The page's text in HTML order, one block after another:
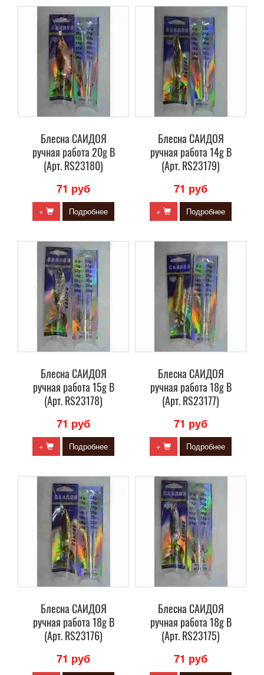
Блесна САИДОЯ
ручная работа 20g B
(Арт. RS23180)
71 руб
+ Подробнее
Блесна САИДОЯ
ручная работа 14g B
(Арт. RS23179)
71 руб
+ Подробнее
Блесна САИДОЯ
ручная работа 15g B
(Арт. RS23178)
71 руб
+ Подробнее
Блесна САИДОЯ
ручная работа 18g B
(Арт. RS23177)
71 руб
+ Подробнее
Блесна САИДОЯ
ручная работа 18g B
(Арт. RS23176)
71 руб
Блесна САИДОЯ
ручная работа 18g B
(Арт. RS23175)
71 руб